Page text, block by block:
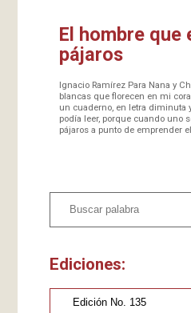
El hombre que
pájaros
Ignacio Ramírez Para Nana y
blancas que florecen en mi
un cuaderno, en letra diminuta
podía leer, porque cuando uno
pájaros a punto de emprender el
Ediciones: